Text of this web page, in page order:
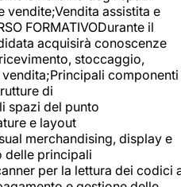
vendite;Vendita assistita e
FORMATIVODurante il
acquisirà conoscenze
stoccaggio,
componenti
di
spazi del punto
e layout
merchandising, display e
principali
per la lettura dei codici